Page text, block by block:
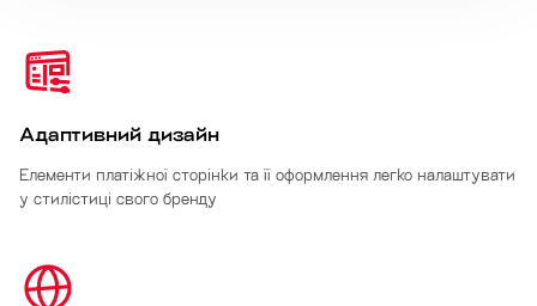
Адаптивний дизайн
Елементи платіжної сторінки та її оформлення легко налаштувати
у стилістиці свого бренду